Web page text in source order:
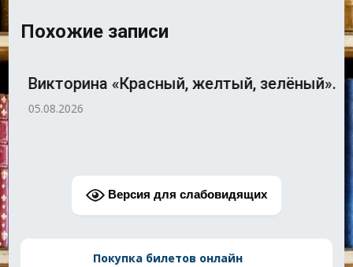
Похожие записи
Викторина «Красный, желтый, зелёный».
05.08.2026
Версия для слабовидящих
Покупка билетов онлайн